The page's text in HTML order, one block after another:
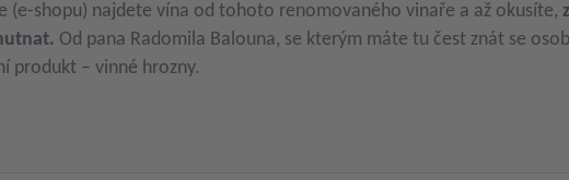
(e-shopu) najdete vína od tohoto renomovaného vinaře a až okusíte,
Od pana Radomila Balouna, se kterým máte tu čest znát se
produkt – vinné hrozny.